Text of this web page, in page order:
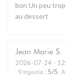
bon Un peu
au dessert
Jean Marie S
2026-07-24 -
Υπηρεσία : 5/5